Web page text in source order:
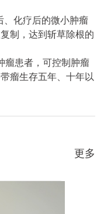
、化疗后的微小肿瘤
制，达到斩草除根的
瘤患者，可控制肿瘤
瘤生存五年、十年以
更多